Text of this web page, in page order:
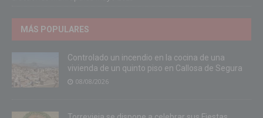
MÁS POPULARES
Controlado un incendio en la cocina de una
vivienda de un quinto piso en Callosa de Segura
08/08/2026